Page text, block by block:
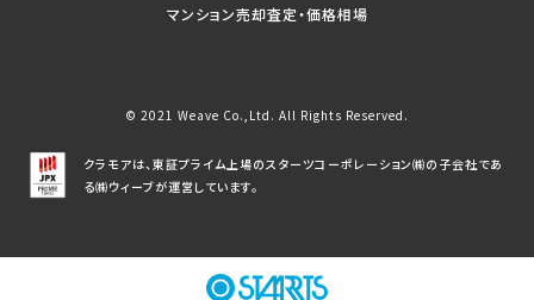
マンション売却査定・価格相場
© 2021 Weave Co.,Ltd. All Rights Reserved.
クラモアは、東証プライム上場のスターツコーポレーション㈱の子会社であ
る㈱ウィーブが運営しています。